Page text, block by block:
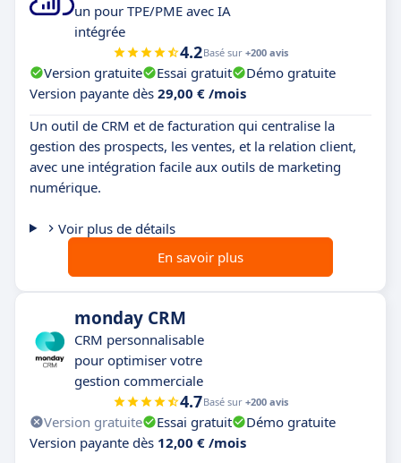
un pour TPE/PME avec IA
intégrée
4.2Basé sur +200 avis
Version gratuite Essai gratuit
Démo gratuite
Version payante dès 29,00 € /mois
Un outil de CRM et de facturation qui centralise la
gestion des prospects, les ventes, et la relation client,
avec une intégration facile aux outils de marketing
numérique.
Voir plus de détails
En savoir plus
monday CRM
CRM personnalisable
pour optimiser votre
gestion commerciale
4.7Basé sur +200 avis
Version gratuite Essai gratuit
Démo gratuite
Version payante dès 12,00 € /mois